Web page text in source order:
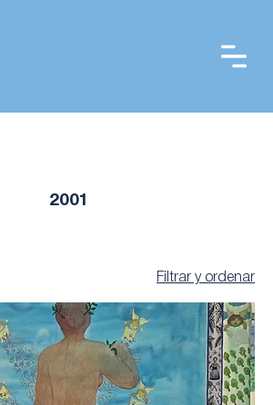
2001
Filtrar y ordenar